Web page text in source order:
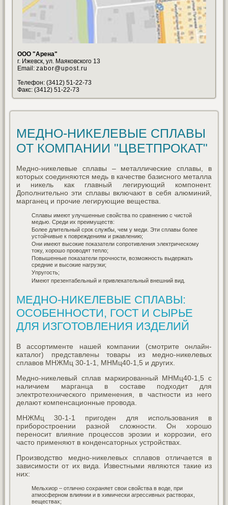
ООО "Арена"
г. Ижевск, ул. Маяковского 13
Email: zabor@upost.ru
Телефон: (3412) 51-22-73
Факс: (3412) 51-22-73
МЕДНО-НИКЕЛЕВЫЕ СПЛАВЫ
ОТ КОМПАНИИ "ЦВЕТПРОКАТ"
Медно-никелевые сплавы – металлические сплавы, в
которых соединяются медь в качестве базисного металла
и никель как главный легирующий компонент.
Дополнительно эти сплавы включают в себя алюминий,
марганец и прочие легирующие вещества.
Сплавы имеют улучшенные свойства по сравнению с чистой
медью. Среди их преимуществ:
Более длительный срок службы, чем у меди. Эти сплавы более
устойчивые к повреждениям и ржавлению;
Они имеют высокие показатели сопротивления электрическому
току, хорошо проводят тепло;
Повышенные показатели прочности, возможность выдержать
средние и высокие нагрузки;
Упругость;
Имеют презентабельный и привлекательный внешний вид.
МЕДНО-НИКЕЛЕВЫЕ СПЛАВЫ:
ОСОБЕННОСТИ, ГОСТ И СЫРЬЕ
ДЛЯ ИЗГОТОВЛЕНИЯ ИЗДЕЛИЙ
В ассортименте нашей компании (смотрите онлайн-
каталог) представлены товары из медно-никелевых
сплавов МНЖМц 30-1-1, МНМц40-1,5 и других.
Медно-никелевый сплав маркированный МНМц40-1,5 с
наличием марганца в составе подходит для
электротехнического применения, в частности из него
делают компенсационные провода.
МНЖМц 30-1-1 пригоден для использования в
приборостроении разной сложности. Он хорошо
переносит влияние процессов эрозии и коррозии, его
часто применяют в конденсаторных устройствах.
Производство медно-никелевых сплавов отличается в
зависимости от их вида. Известными являются такие из
них:
Мельхиор – отлично сохраняет свои свойства в воде, при
атмосферном влиянии и в химически агрессивных растворах,
веществах;